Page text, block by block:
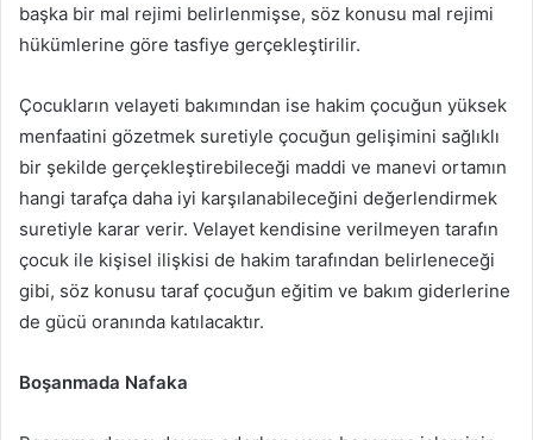
başka bir mal rejimi belirlenmişse, söz konusu mal rejimi
hükümlerine göre tasfiye gerçekleştirilir.
Çocukların velayeti bakımından ise hakim çocuğun yüksek
menfaatini gözetmek suretiyle çocuğun gelişimini sağlıklı
bir şekilde gerçekleştirebileceği maddi ve manevi ortamın
hangi tarafça daha iyi karşılanabileceğini değerlendirmek
suretiyle karar verir. Velayet kendisine verilmeyen tarafın
çocuk ile kişisel ilişkisi de hakim tarafından belirleneceği
gibi, söz konusu taraf çocuğun eğitim ve bakım giderlerine
de gücü oranında katılacaktır.
Boşanmada Nafaka